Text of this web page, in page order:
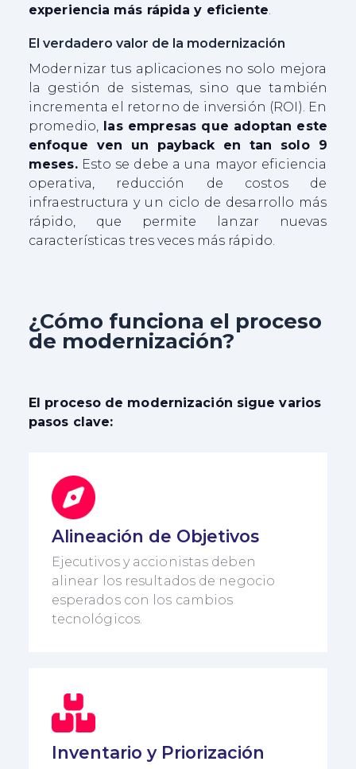
experiencia más rápida y eficiente.
El verdadero valor de la modernización
Modernizar tus aplicaciones no solo mejora
la gestión de sistemas, sino que también
incrementa el retorno de inversión (ROI). En
promedio,las empresas que adoptan este
enfoque ven un payback en tan solo 9
meses.Esto se debe a una mayor eficiencia
operativa, reducción de costos de
infraestructura y un ciclo de desarrollo más
rápido, que permite lanzar nuevas
características tres veces más rápido.
¿Cómo funciona el proceso
de modernización?
El proceso de modernización sigue varios
pasos clave:
Alineación de Objetivos
Ejecutivos y accionistas deben
alinear los resultados de negocio
esperados con los cambios
tecnológicos.
Inventario y Priorización